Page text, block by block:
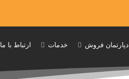
دپارتمان فروش خدمات ارتباط با ما